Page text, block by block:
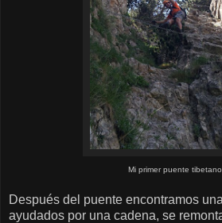
Mi primer puente
Después del puente encontramos
ayudados por una cadena, se